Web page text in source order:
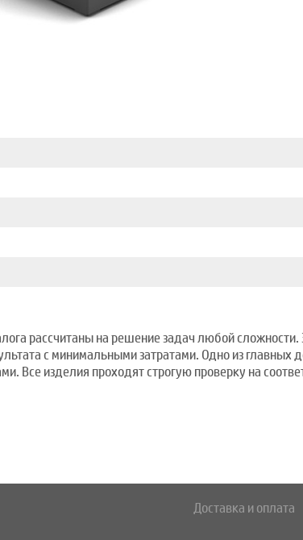
рассчитаны на решение задач любой
с минимальными затратами. Одно из главных
изделия проходят строгую проверку на
Доставка и оплата